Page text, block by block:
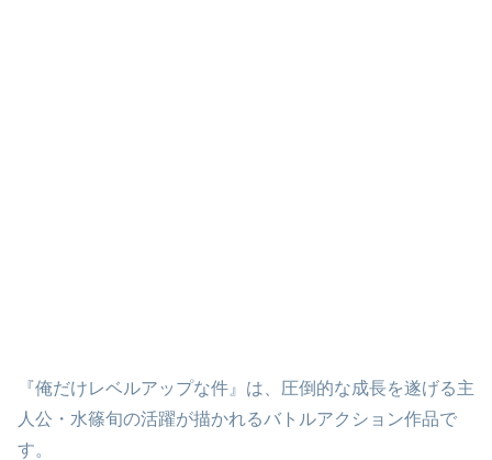
『俺だけレベルアップな件』は、圧倒的な成長を遂げる主
人公・水篠旬の活躍が描かれるバトルアクション作品で
す。